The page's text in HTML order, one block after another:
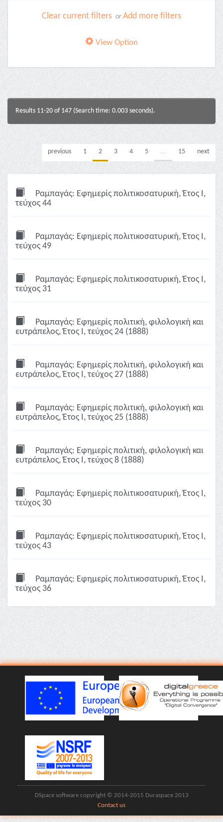
Clear current filters or Add more filters
View Option
Results 11-20 of 147 (Search time: 0.003 seconds).
previous 1 2 3 4 5 ... 15 next
Ραμπαγάς: Εφημερίς πολιτικοσατυρική, Έτος Ι,
τεύχος 44
Ραμπαγάς: Εφημερίς πολιτικοσατυρική, Έτος Ι,
τεύχος 49
Ραμπαγάς: Εφημερίς πολιτικοσατυρική, Έτος Ι,
τεύχος 31
Ραμπαγάς: Εφημερίς πολιτική, φιλολογική και
ευτράπελος, Έτος Ι, τεύχος 24 (1888)
Ραμπαγάς: Εφημερίς πολιτική, φιλολογική και
ευτράπελος, Έτος Ι, τεύχος 27 (1888)
Ραμπαγάς: Εφημερίς πολιτική, φιλολογική και
ευτράπελος, Έτος Ι, τεύχος 25 (1888)
Ραμπαγάς: Εφημερίς πολιτική, φιλολογική και
ευτράπελος, Έτος Ι, τεύχος 8 (1888)
Ραμπαγάς: Εφημερίς πολιτικοσατυρική, Έτος Ι,
τεύχος 30
Ραμπαγάς: Εφημερίς πολιτικοσατυρική, Έτος Ι,
τεύχος 43
Ραμπαγάς: Εφημερίς πολιτικοσατυρική, Έτος Ι,
τεύχος 36
DSpace software copyright © 2014-2015 Duraspace 2013
Contact us